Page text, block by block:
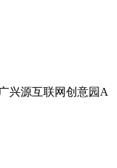
兴源互联网创意园A